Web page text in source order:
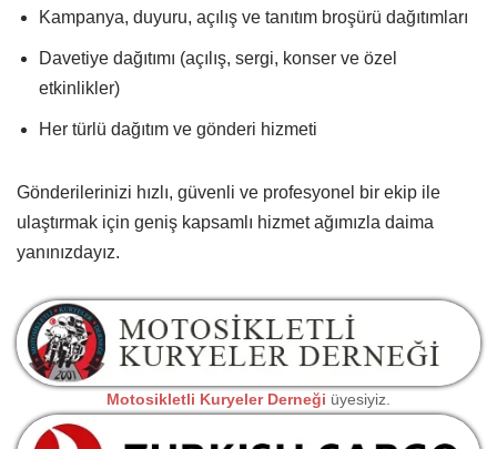
Kampanya, duyuru, açılış ve tanıtım broşürü dağıtımları
Davetiye dağıtımı (açılış, sergi, konser ve özel
etkinlikler)
Her türlü dağıtım ve gönderi hizmeti
Gönderilerinizi hızlı, güvenli ve profesyonel bir ekip ile
ulaştırmak için geniş kapsamlı hizmet ağımızla daima
yanınızdayız.
Motosikletli Kuryeler Derneği üyesiyiz.